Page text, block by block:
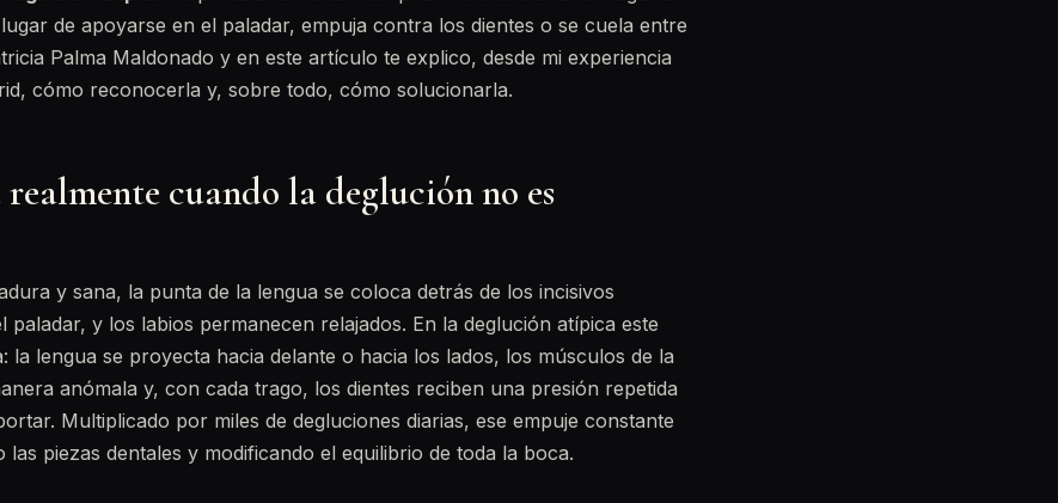
de apoyarse en el paladar, empuja contra los dientes o se cuela entre
Palma Maldonado y en este artículo te explico, desde mi experiencia
cómo reconocerla y, sobre todo, cómo solucionarla.
realmente cuando la deglución no es
y sana, la punta de la lengua se coloca detrás de los incisivos
y los labios permanecen relajados. En la deglución atípica este
la lengua se proyecta hacia delante o hacia los lados, los músculos de la
anómala y, con cada trago, los dientes reciben una presión repetida
Multiplicado por miles de degluciones diarias, ese empuje constante
las piezas dentales y modificando el equilibrio de toda la boca.